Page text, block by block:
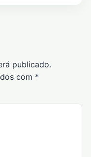
publicado.
com *